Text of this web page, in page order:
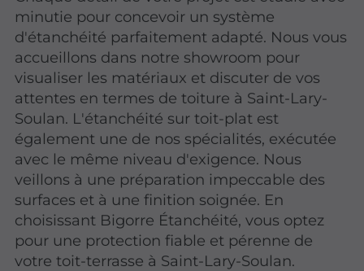
minutie pour concevoir un système
d'étanchéité parfaitement adapté. Nous vous
accueillons dans notre showroom pour
visualiser les matériaux et discuter de vos
attentes en termes de toiture à Saint-Lary-
Soulan. L'étanchéité sur toit-plat est
également une de nos spécialités, exécutée
avec le même niveau d'exigence. Nous
veillons à une préparation impeccable des
surfaces et à une finition soignée. En
choisissant Bigorre Étanchéité, vous optez
pour une protection fiable et pérenne de
votre toit-terrasse à Saint-Lary-Soulan.